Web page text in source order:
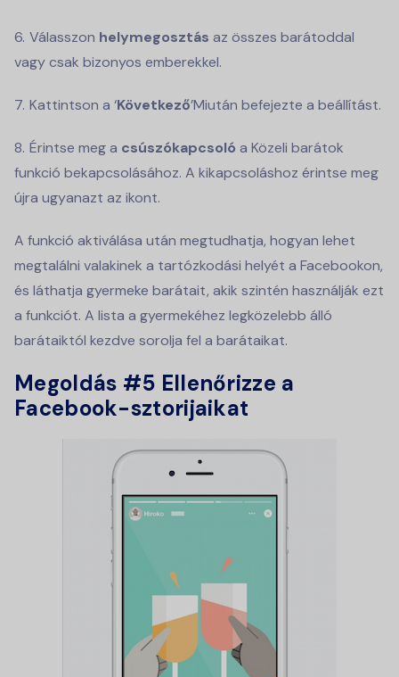
Válasszon helymegosztás az összes barátoddal
vagy csak bizonyos emberekkel.
Kattintson a ‘Következő’Miután befejezte a beállítást.
Érintse meg a csúszókapcsoló a Közeli barátok
funkció bekapcsolásához. A kikapcsoláshoz érintse meg
újra ugyanazt az ikont.
A funkció aktiválása után megtudhatja, hogyan lehet
megtalálni valakinek a tartózkodási helyét a Facebookon,
és láthatja gyermeke barátait, akik szintén használják ezt
a funkciót. A lista a gyermekéhez legközelebb álló
barátaiktól kezdve sorolja fel a barátaikat.
Megoldás #5 Ellenőrizze a
Facebook-sztorijaikat